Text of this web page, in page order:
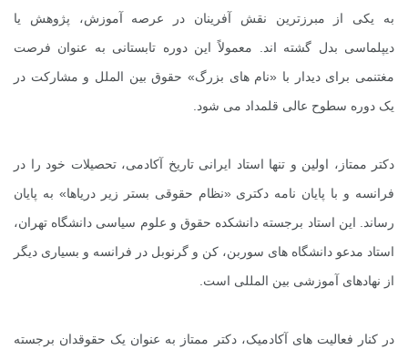
به یکی از مبرزترین نقش آفرینان در عرصه آموزش، پژوهش یا
دیپلماسی بدل گشته اند. معمولاً این دوره تابستانی به عنوان فرصت
مغتنمی برای دیدار با «نام های بزرگ» حقوق بین الملل و مشارکت در
یک دوره سطوح عالی قلمداد می شود.
دکتر ممتاز، اولین و تنها استاد ایرانی تاریخ آکادمی، تحصیلات خود را در
فرانسه و با پایان نامه دکتری «نظام حقوقی بستر زیر دریاها» به پایان
رساند. این استاد برجسته دانشکده حقوق و علوم سیاسی دانشگاه تهران،
استاد مدعو دانشگاه های سوربن، کن و گرنوبل در فرانسه و بسیاری دیگر
از نهادهای آموزشی بین المللی است.
در کنار فعالیت های آکادمیک، دکتر ممتاز به عنوان یک حقوقدان برجسته